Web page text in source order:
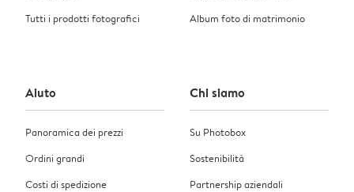
Tutti i prodotti fotografici
Album foto di matrimonio
Aiuto
Panoramica dei prezzi
Ordini grandi
Costi di spedizione
Chi siamo
Su Photobox
Sostenibilità
Partnership aziendali